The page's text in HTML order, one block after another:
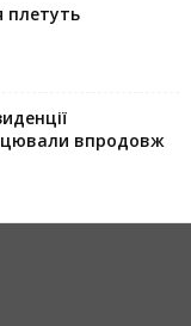
плетуть
впродовж